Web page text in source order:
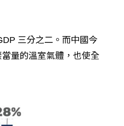
三分之二。而中國今
量的溫室氣體，也使全